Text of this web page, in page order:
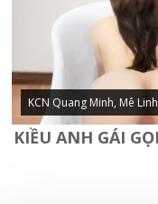
KCN Quang Minh, Mê Linh